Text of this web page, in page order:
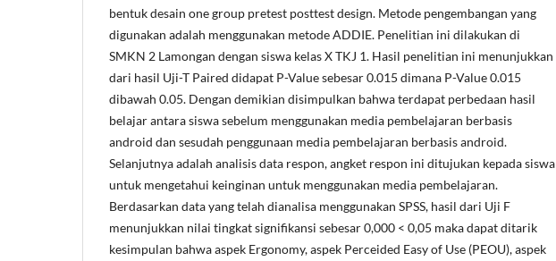
bentuk desain one group pretest posttest design. Metode pengembangan yang
digunakan adalah menggunakan metode ADDIE. Penelitian ini dilakukan di
SMKN 2 Lamongan dengan siswa kelas X TKJ 1. Hasil penelitian ini menunjukkan
dari hasil Uji-T Paired didapat P-Value sebesar 0.015 dimana P-Value 0.015
dibawah 0.05. Dengan demikian disimpulkan bahwa terdapat perbedaan hasil
belajar antara siswa sebelum menggunakan media pembelajaran berbasis
android dan sesudah penggunaan media pembelajaran berbasis android.
Selanjutnya adalah analisis data respon, angket respon ini ditujukan kepada siswa
untuk mengetahui keinginan untuk menggunakan media pembelajaran.
Berdasarkan data yang telah dianalisa menggunakan SPSS, hasil dari Uji F
menunjukkan nilai tingkat signifikansi sebesar 0,000 < 0,05 maka dapat ditarik
kesimpulan bahwa aspek Ergonomy, aspek Perceided Easy of Use (PEOU), aspek